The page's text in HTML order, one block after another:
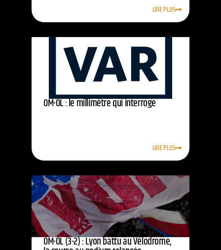
LIRE PLUS
OM-OL : le millimètre qui interroge
LIRE PLUS
OM-OL (3-2) : Lyon battu au Vélodrome,